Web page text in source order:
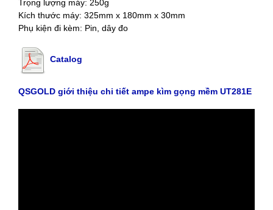
Trọng lượng máy: 250g
Kích thước máy: 325mm x 180mm x 30mm
Phụ kiện đi kèm: Pin, dây đo
Catalog
QSGOLD giới thiệu chi tiết ampe kìm gọng mềm UT281E